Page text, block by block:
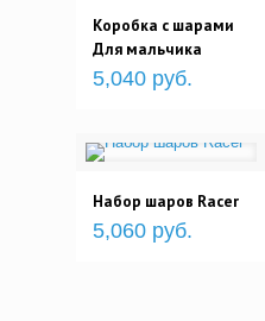
Коробка с шарами
Для мальчика
5,040 руб.
Набор шаров Racer
5,060 руб.